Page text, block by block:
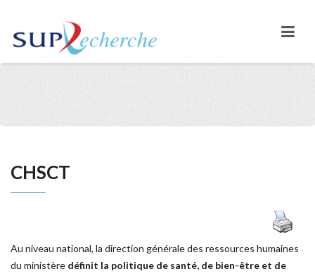
CHSCT
Au niveau national, la direction générale des ressources humaines
du ministère définit la politique de santé, de bien-être et de